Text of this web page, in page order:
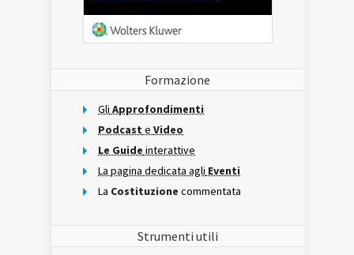
Formazione
Gli Approfondimenti
Podcast e Video
Le Guide interattive
La pagina dedicata agli Eventi
La Costituzione commentata
Strumenti utili